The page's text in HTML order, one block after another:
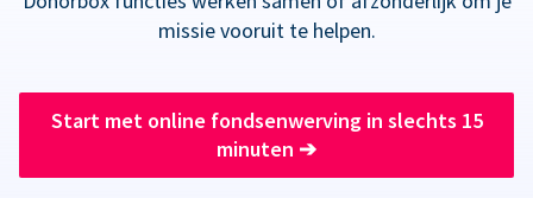
missie vooruit te helpen.
Start met online fondsenwerving in slechts 15
minuten ➔